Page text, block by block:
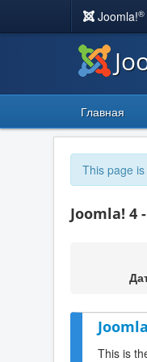
Joomla!®
Главная
This page
Joomla! 4
This is